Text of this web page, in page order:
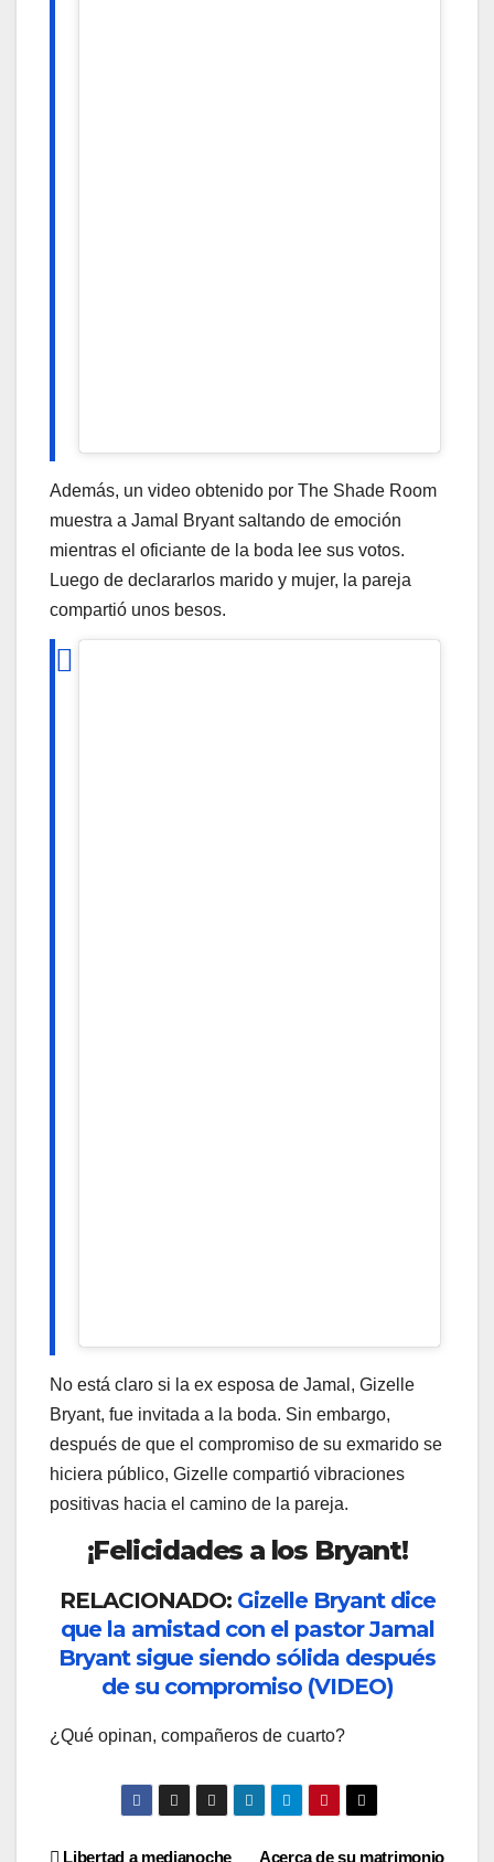
Además, un video obtenido por The Shade Room
muestra a Jamal Bryant saltando de emoción
mientras el oficiante de la boda lee sus votos.
Luego de declararlos marido y mujer, la pareja
compartió unos besos.
No está claro si la ex esposa de Jamal, Gizelle
Bryant, fue invitada a la boda. Sin embargo,
después de que el compromiso de su exmarido se
hiciera público, Gizelle compartió vibraciones
positivas hacia el camino de la pareja.
¡Felicidades a los Bryant!
RELACIONADO: Gizelle Bryant dice
que la amistad con el pastor Jamal
Bryant sigue siendo sólida después
de su compromiso (VIDEO)
¿Qué opinan, compañeros de cuarto?
Acerca de su matrimonio
Libertad a medianoche